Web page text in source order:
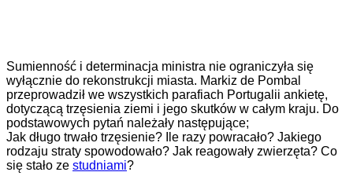
Sumienność i determinacja ministra nie ograniczyła się
wyłącznie do rekonstrukcji miasta. Markiz de Pombal
przeprowadził we wszystkich parafiach Portugalii ankietę,
dotyczącą trzęsienia ziemi i jego skutków w całym kraju. Do
podstawowych pytań należały następujące;
Jak długo trwało trzęsienie? Ile razy powracało? Jakiego
rodzaju straty spowodowało? Jak reagowały zwierzęta? Co
się stało ze studniami?